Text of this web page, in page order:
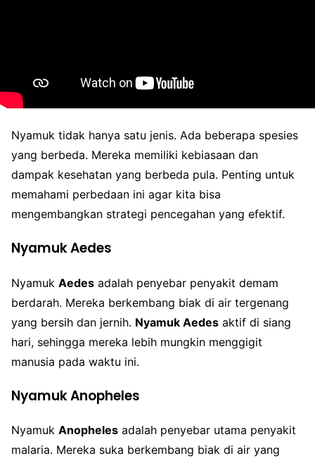
Nyamuk tidak hanya satu jenis. Ada beberapa spesies
yang berbeda. Mereka memiliki kebiasaan dan
dampak kesehatan yang berbeda pula. Penting untuk
memahami perbedaan ini agar kita bisa
mengembangkan strategi pencegahan yang efektif.
Nyamuk Aedes
Nyamuk Aedes adalah penyebar penyakit demam
berdarah. Mereka berkembang biak di air tergenang
yang bersih dan jernih. Nyamuk Aedes aktif di siang
hari, sehingga mereka lebih mungkin menggigit
manusia pada waktu ini.
Nyamuk Anopheles
Nyamuk Anopheles adalah penyebar utama penyakit
malaria. Mereka suka berkembang biak di air yang